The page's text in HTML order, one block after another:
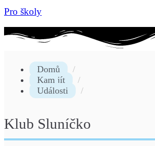
Pro školy
Domů
Kam jít
Události
Klub Sluníčko